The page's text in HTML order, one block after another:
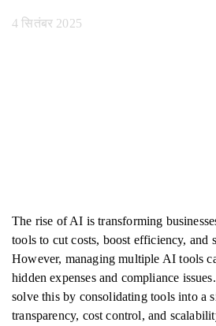
4 सितंबर 2025
The rise of AI is transforming
tools to cut costs, boost efficiency, and
However, managing multiple AI tools
hidden expenses and compliance
solve this by consolidating tools into a
transparency, cost control, and